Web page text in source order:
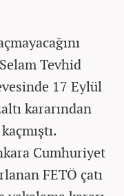
Tevhid
17 Eylül
kararından
Cumhuriyet
FETÖ çatı